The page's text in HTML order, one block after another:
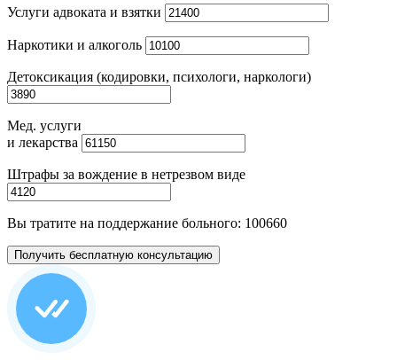
Услуги адвоката и взятки
Наркотики и алкоголь
Детоксикация (кодировки, психологи, наркологи)
Мед. услуги
и лекарства
Штрафы за вождение в нетрезвом виде
Вы тратите на поддержание больного: 100660
Получить бесплатную консультацию